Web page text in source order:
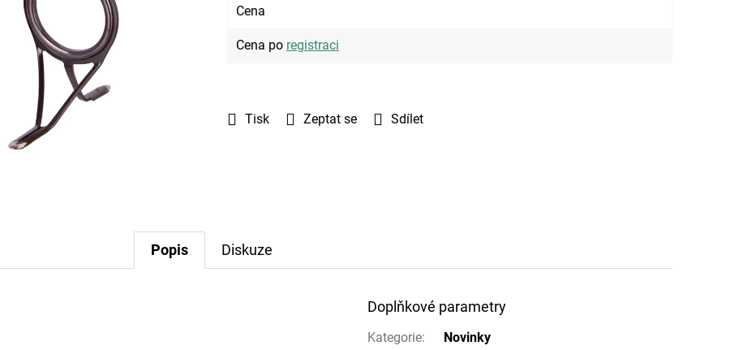
Tisk Zeptat se Sdílet
Cena
Cena po registraci
Popis Diskuze
Doplňkové parametry
Kategorie:
Novinky